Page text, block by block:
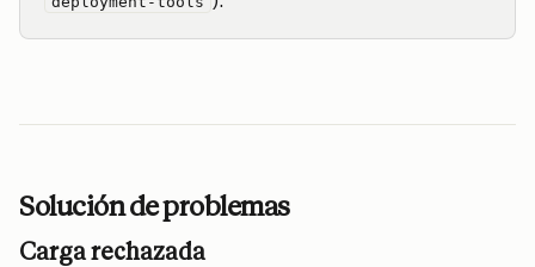
Solución de problemas
Carga rechazada